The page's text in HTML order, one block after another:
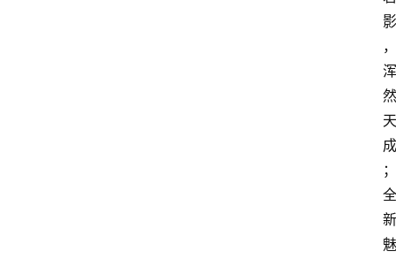
影
，
浑
然
天
成
；
全
新
魅